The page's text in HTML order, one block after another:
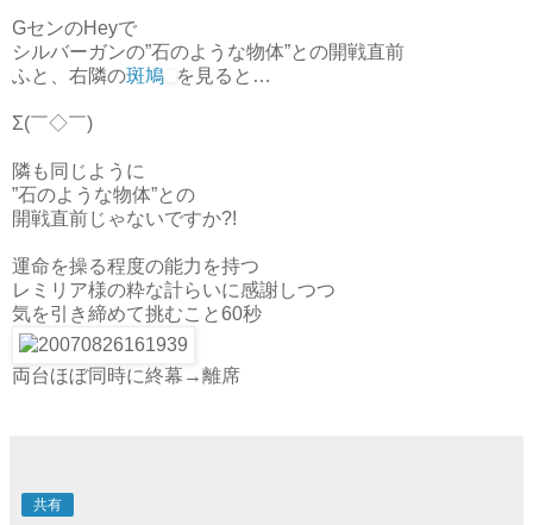
GセンのHeyで
シルバーガンの”石のような物体”との開戦直前
ふと、右隣の斑鳩 を見ると…
Σ(￣◇￣)
隣も同じように
”石のような物体”との
開戦直前じゃないですか?!
運命を操る程度の能力を持つ
レミリア様の粋な計らいに感謝しつつ
気を引き締めて挑むこと60秒
両台ほぼ同時に終幕→離席
共有